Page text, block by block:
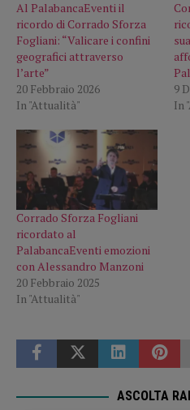
Al PalabancaEventi il
ricordo di Corrado Sforza
Fogliani: “Valicare i confini
geografici attraverso
l’arte”
20 Febbraio 2026
In "Attualità"
9
In
Corrado Sforza Fogliani
ricordato al
PalabancaEventi emozioni
con Alessandro Manzoni
20 Febbraio 2025
In "Attualità"
ASCOLTA